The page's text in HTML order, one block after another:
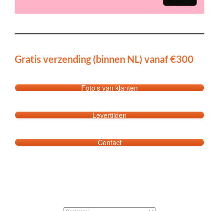
Gratis verzending (binnen NL) vanaf €300
Foto's van klanten
Levertijden
Contact